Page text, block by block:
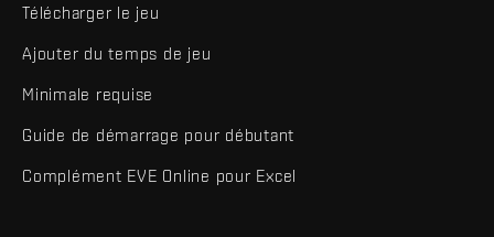
Télécharger le jeu
Ajouter du temps de jeu
Minimale requise
Guide de démarrage pour débutant
Complément EVE Online pour Excel